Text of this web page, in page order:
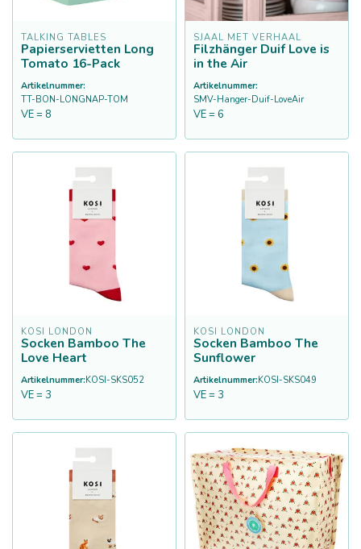
TALKING TABLES
Papierservietten Long
Tomato 16-Pack
Artikelnummer:
TT-BON-LONGNAP-TOM
VE = 8
SJAAL MET VERHAAL
Filzhänger Duif Love is
in the Air
Artikelnummer:
SMV-Hanger-Duif-LoveAir
VE = 6
KOSI LONDON
Socken Bamboo The
Love Heart
Artikelnummer:KOSI-SKS052
VE = 3
KOSI LONDON
Socken Bamboo The
Sunflower
Artikelnummer:KOSI-SKS049
VE = 3